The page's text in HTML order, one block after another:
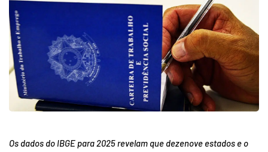
Os dados do IBGE para 2025 revelam que dezenove estados e o